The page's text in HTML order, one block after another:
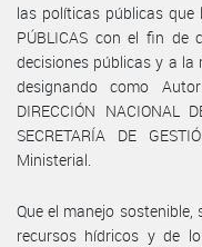
las políticas públicas que
PÚBLICAS con el fin
decisiones públicas y a la
designando como
DIRECCIÓN NACIONAL
SECRETARÍA DE
Ministerial.
Que el manejo
recursos hídricos y de